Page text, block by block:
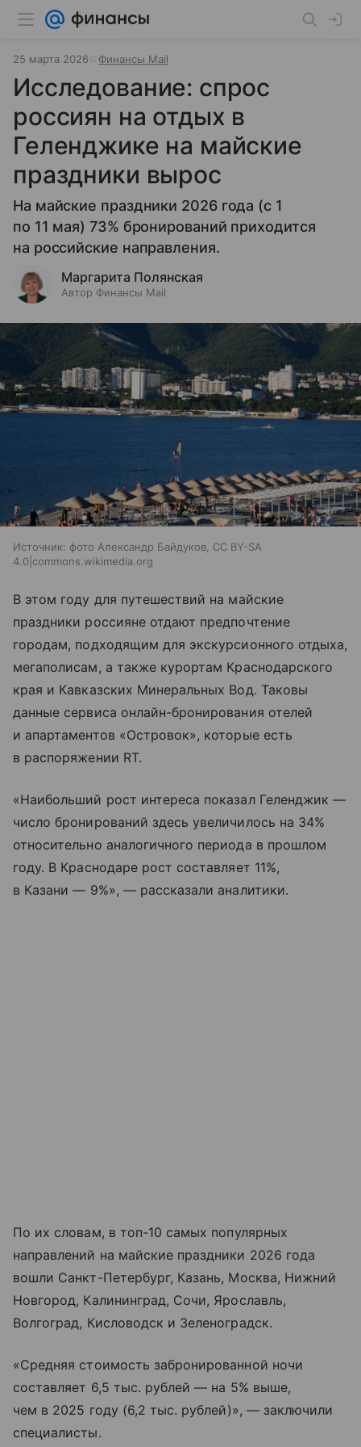
25 марта 2026 Финансы Mail
Исследование: спрос
россиян на отдых в
Геленджике на майские
праздники вырос
На майские праздники 2026 года (с 1
по 11 мая) 73% бронирований приходится
на российские направления.
Маргарита Полянская
Автор Финансы Mail
Источник: фото Александр Байдуков, CC BY-SA
4.0|commons.wikimedia.org
В этом году для путешествий на майские
праздники россияне отдают предпочтение
городам, подходящим для экскурсионного отдыха,
мегаполисам, а также курортам Краснодарского
края и Кавказских Минеральных Вод. Таковы
данные сервиса онлайн-бронирования отелей
и апартаментов «Островок», которые есть
в распоряжении RT.
«Наибольший рост интереса показал Геленджик —
число бронирований здесь увеличилось на 34%
относительно аналогичного периода в прошлом
году. В Краснодаре рост составляет 11%,
в Казани — 9%», — рассказали аналитики.
По их словам, в топ-10 самых популярных
направлений на майские праздники 2026 года
вошли Санкт-Петербург, Казань, Москва, Нижний
Новгород, Калининград, Сочи, Ярославль,
Волгоград, Кисловодск и Зеленоградск.
«Средняя стоимость забронированной ночи
составляет 6,5 тыс. рублей — на 5% выше,
чем в 2025 году (6,2 тыс. рублей)», — заключили
специалисты.